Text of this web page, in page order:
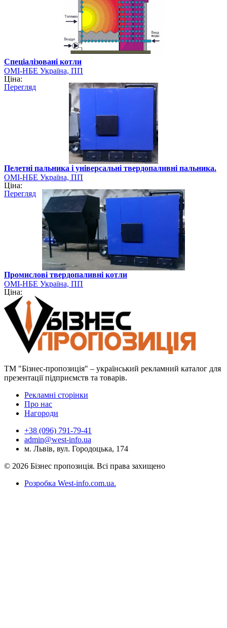
Cпеціалізовані котли
ОМІ-НБЕ Україна, ПП
Ціна:
Перегляд
Пелетні пальника і універсальні твердопаливні пальника.
ОМІ-НБЕ Україна, ПП
Ціна:
Перегляд
Промислові твердопаливні котли
ОМІ-НБЕ Україна, ПП
Ціна:
ТМ "Бізнес-пропозиція" – український рекламний каталог для
презентації підприємств та товарів.
Рекламні сторінки
Про нас
Нагороди
+38 (096) 791-79-41
admin@west-info.ua
м. Львів, вул. Городоцька, 174
© 2026 Бізнес пропозиція. Всі права захищено
Розробка West-info.com.ua.